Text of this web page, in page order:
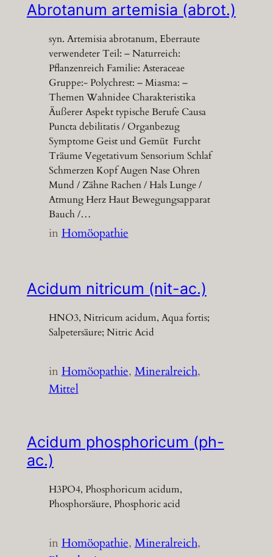
Abrotanum artemisia (abrot.)
syn. Artemisia abrotanum, Eberraute
verwendeter Teil: – Naturreich:
Pflanzenreich Familie: Asteraceae
Gruppe:- Polychrest: – Miasma: –
Themen Wahnidee Charakteristika
Äußerer Aspekt typische Berufe Causa
Puncta debilitatis / Organbezug
Symptome Geist und Gemüt Furcht
Träume Vegetativum Sensorium Schlaf
Schmerzen Kopf Augen Nase Ohren
Mund / Zähne Rachen / Hals Lunge /
Atmung Herz Haut Bewegungsapparat
Bauch /…
inHomöopathie
Acidum nitricum (nit-ac.)
HNO3, Nitricum acidum, Aqua fortis;
Salpetersäure; Nitric Acid
inHomöopathie, Mineralreich
Mittel
Acidum phosphoricum (ph-
ac.)
H3PO4, Phosphoricum acidum,
Phosphorsäure, Phosphoric acid
inHomöopathie, Mineralreich